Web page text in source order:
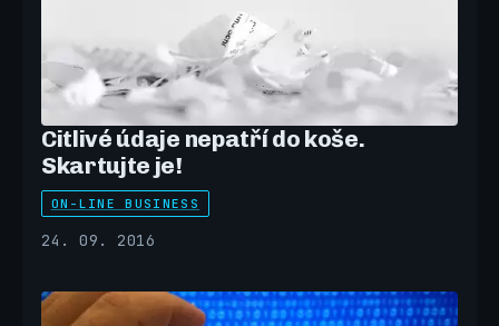
Citlivé údaje nepatří do koše.
Skartujte je!
ON-LINE BUSINESS
24. 09. 2016